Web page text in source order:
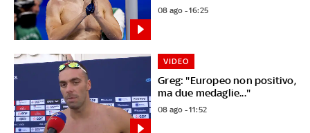
08 ago - 16:25
Greg: "Europeo non positivo,
ma due medaglie..."
VIDEO
08 ago - 11:52